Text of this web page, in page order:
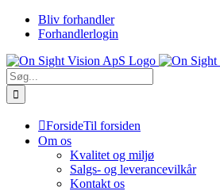
Skip
Bliv forhandler
Forhandlerlogin
Søg
efter:
ForsideTil forsiden
Om os
Kvalitet og miljø
Salgs- og leverancevilkår
Kontakt os